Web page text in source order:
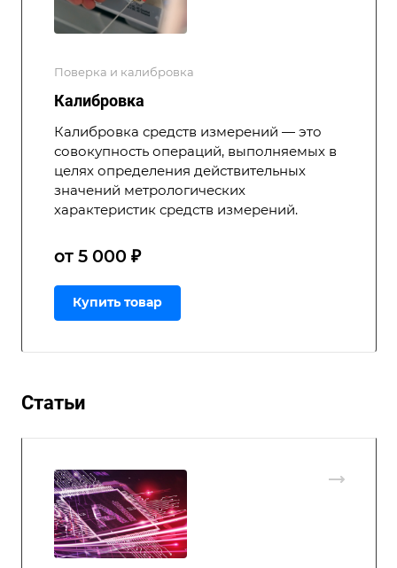
Поверка и калибровка
Калибровка
Калибровка средств измерений — это
совокупность операций, выполняемых в
целях определения действительных
значений метрологических
характеристик средств измерений.
от 5 000 ₽
Купить товар
Статьи